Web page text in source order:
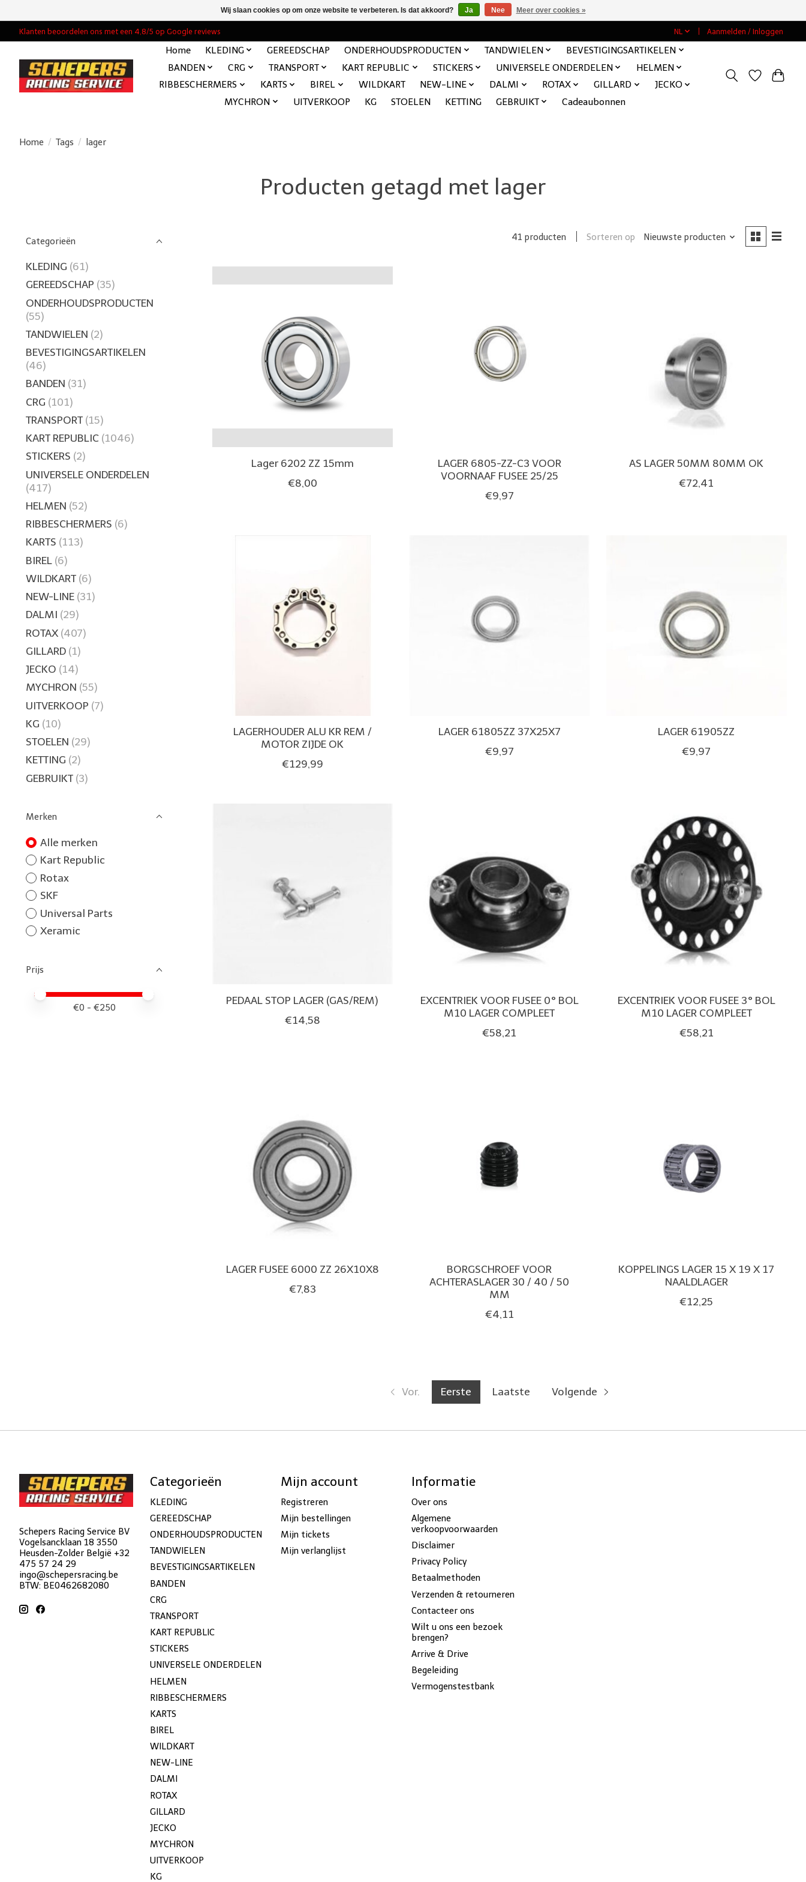
Klanten beoordelen ons met een 4,8/5 op Google reviews NL Aanmelden / Inloggen
Home KLEDING GEREEDSCHAP ONDERHOUDSPRODUCTEN TANDWIELEN
BEVESTIGINGSARTIKELEN
BANDEN
CRG TRANSPORT KART REPUBLIC STICKERS UNIVERSELE ONDERDELEN
HELMEN
RIBBESCHERMERS
KARTS BIREL WILDKART NEW-LINE DALMI ROTAX GILLARD
JECKO
MYCHRON
UITVERKOOP KG STOELEN KETTING GEBRUIKT Cadeaubonnen
Home / Tags / lager
Producten getagd met lager
Categorieën
KLEDING (61)
GEREEDSCHAP (35)
ONDERHOUDSPRODUCTEN
(55)
TANDWIELEN (2)
BEVESTIGINGSARTIKELEN
(46)
BANDEN (31)
CRG (101)
TRANSPORT (15)
KART REPUBLIC (1046)
STICKERS (2)
UNIVERSELE ONDERDELEN
(417)
HELMEN (52)
RIBBESCHERMERS (6)
KARTS (113)
BIREL (6)
WILDKART (6)
NEW-LINE (31)
DALMI (29)
ROTAX (407)
GILLARD (1)
JECKO (14)
MYCHRON (55)
UITVERKOOP (7)
KG (10)
STOELEN (29)
KETTING (2)
GEBRUIKT (3)
Merken
Alle merken
Kart Republic
Rotax
SKF
Universal Parts
Xeramic
Prijs
Minimale prijswaarde
Price maximum value
€0 - €250
41 producten Sorteren op Nieuwste producten
Lager 6202 ZZ 15mm
€8,00
LAGER 6805-ZZ-C3 VOOR
VOORNAAF FUSEE 25/25
€9,97
AS LAGER 50MM 80MM OK
€72,41
LAGERHOUDER ALU KR REM /
MOTOR ZIJDE OK
€129,99
LAGER 61805ZZ 37X25X7
€9,97
LAGER 61905ZZ
€9,97
PEDAAL STOP LAGER (GAS/REM)
€14,58
EXCENTRIEK VOOR FUSEE 0° BOL
M10 LAGER COMPLEET
€58,21
EXCENTRIEK VOOR FUSEE 3° BOL
M10 LAGER COMPLEET
€58,21
LAGER FUSEE 6000 ZZ 26X10X8
€7,83
BORGSCHROEF VOOR
ACHTERASLAGER 30 / 40 / 50
MM
€4,11
KOPPELINGS LAGER 15 X 19 X 17
NAALDLAGER
€12,25
Vor. Eerste Laatste Volgende
Schepers Racing Service BV
Vogelsancklaan 18 3550
Heusden-Zolder België +32
475 57 24 29
ingo@schepersracing.be
BTW: BE0462682080
Categorieën
KLEDING
GEREEDSCHAP
ONDERHOUDSPRODUCTEN
TANDWIELEN
BEVESTIGINGSARTIKELEN
BANDEN
CRG
TRANSPORT
KART REPUBLIC
STICKERS
UNIVERSELE ONDERDELEN
HELMEN
RIBBESCHERMERS
KARTS
BIREL
WILDKART
NEW-LINE
DALMI
ROTAX
GILLARD
JECKO
MYCHRON
UITVERKOOP
KG
Mijn account
Registreren
Mijn bestellingen
Mijn tickets
Mijn verlanglijst
Informatie
Over ons
Algemene
verkoopvoorwaarden
Disclaimer
Privacy Policy
Betaalmethoden
Verzenden & retourneren
Contacteer ons
Wilt u ons een bezoek
brengen?
Arrive & Drive
Begeleiding
Vermogenstestbank
Wij slaan cookies op om onze website te verbeteren. Is dat akkoord? Ja Nee Meer over cookies »